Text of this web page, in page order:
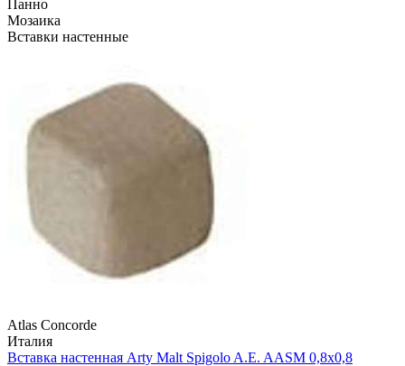
Панно
Мозаика
Вставки настенные
Atlas Concorde
Италия
Вставка настенная Arty Malt Spigolo A.E. AASM 0,8x0,8